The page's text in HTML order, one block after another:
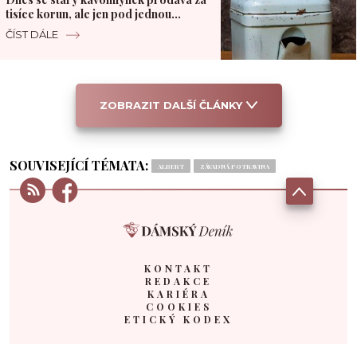
tisíce korun, ale jen pod jednou
podmínkou
ČÍST DÁLE
ZOBRAZIT DALŠÍ ČLÁNKY
SOUVISEJÍCÍ TÉMATA: ALBERT ZÁVADNÁ POTRAVINA
KONTAKT
REDAKCE
KARIÉRA
COOKIES
ETICKÝ KODEX